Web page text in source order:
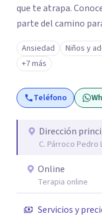
que te atrapa. Conocerse a uno mismo y aceptarse es
parte del camino para
es una forma de
de la confianza y el
identificar qué es lo
son los pasos para el cambio.
verdaderos cambios
aquellas decisiones
mejor con lo que
Ansiedad Niños y
+7 más
Teléfono
Dirección
C. Párroco Pedro
Online
Terapia online
Servicios y